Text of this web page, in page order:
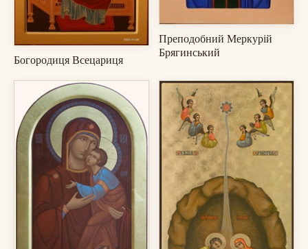
Богородиця Всецариця
Преподобний Меркурій
Брягинський